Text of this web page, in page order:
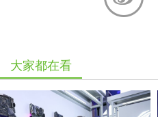
大家都在看